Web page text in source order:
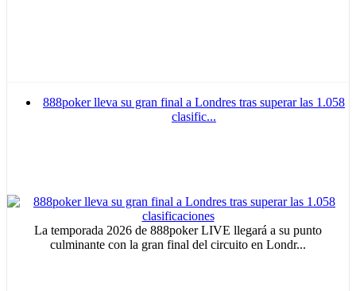
888poker lleva su gran final a Londres tras superar las 1.058
clasific...
La temporada 2026 de 888poker LIVE llegará a su punto
culminante con la gran final del circuito en Londr...